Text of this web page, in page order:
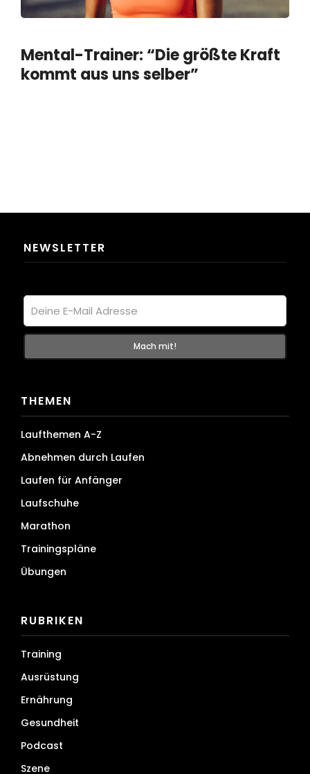
Mental-Trainer: “Die größte Kraft
kommt aus uns selber”
NEWSLETTER
THEMEN
Laufthemen A-Z
Abnehmen durch Laufen
Laufen für Anfänger
Laufschuhe
Marathon
Trainingspläne
Übungen
RUBRIKEN
Training
Ausrüstung
Ernährung
Gesundheit
Podcast
Szene